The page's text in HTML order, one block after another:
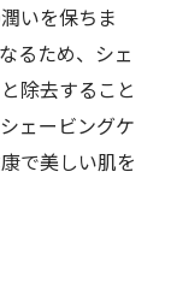
いを保ちま
るため、シェ
除去すること
ェービングケ
で美しい肌を